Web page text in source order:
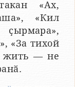
«Ах,
«Кил
«За тихой
жить — не